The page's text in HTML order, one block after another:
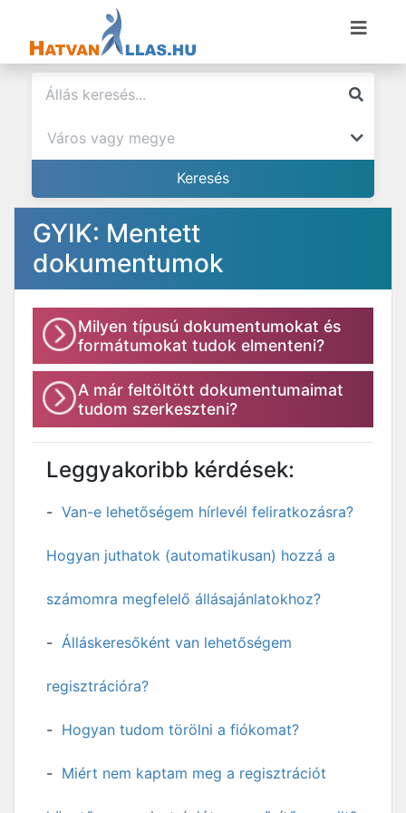
GYIK: Mentett
dokumentumok
Milyen típusú dokumentumokat és
formátumokat tudok elmenteni?
A már feltöltött dokumentumaimat
tudom szerkeszteni?
Leggyakoribb kérdések:
Van-e lehetőségem hírlevél feliratkozásra?
Hogyan juthatok (automatikusan) hozzá a
számomra megfelelő állásajánlatokhoz?
Álláskeresőként van lehetőségem
regisztrációra?
Hogyan tudom törölni a fiókomat?
Miért nem kaptam meg a regisztrációt